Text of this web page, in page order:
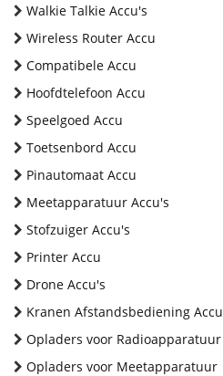
Walkie Talkie Accu's
Wireless Router Accu
Compatibele Accu
Hoofdtelefoon Accu
Speelgoed Accu
Toetsenbord Accu
Pinautomaat Accu
Meetapparatuur Accu's
Stofzuiger Accu's
Printer Accu
Drone Accu's
Kranen Afstandsbediening Accu
Opladers voor Radioapparatuur
Opladers voor Meetapparatuur